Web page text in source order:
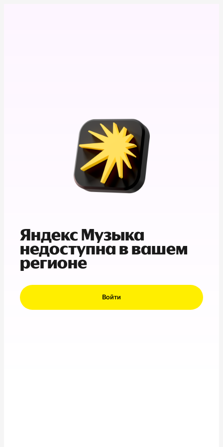
Яндекс Музыка
недоступна в вашем
регионе
Войти